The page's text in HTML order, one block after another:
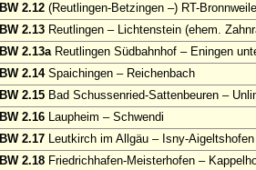
BW 2.12 (Reutlingen-Betzingen –) RT-
BW 2.13 Reutlingen – Lichtenstein (ehem.
BW 2.13aReutlingen Südbahnhof – Eningen
BW 2.14Spaichingen – Reichenbach
BW 2.15 Bad Schussenried-Sattenbeuren –
BW 2.16 Laupheim – Schwendi
BW 2.17 Leutkirch im Allgäu – Isny-Aigeltshofen
BW 2.18 Friedrichhafen-Meisterhofen –